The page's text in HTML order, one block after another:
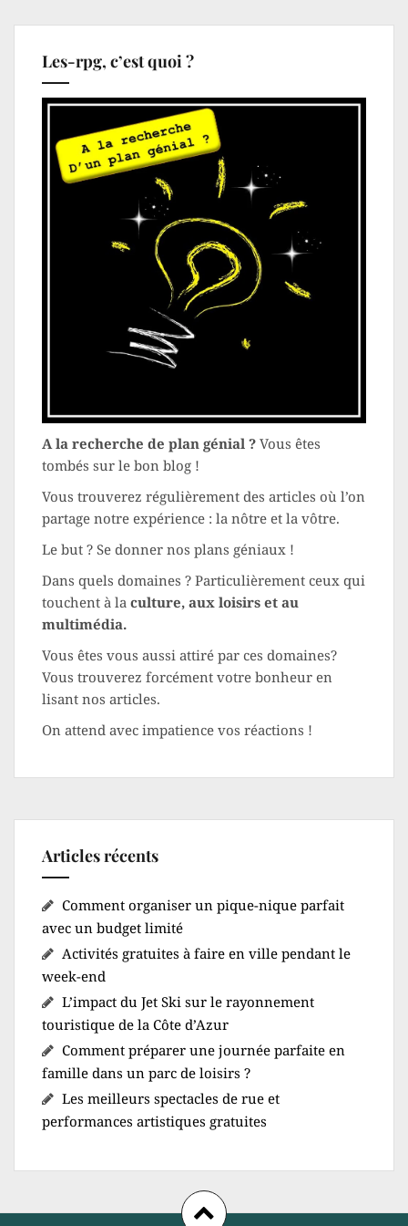
Les-rpg, c’est quoi ?
A la recherche de plan génial ? Vous êtes
tombés sur le bon blog !
Vous trouverez régulièrement des articles où l’on
partage notre expérience : la nôtre et la vôtre.
Le but ? Se donner nos plans géniaux !
Dans quels domaines ? Particulièrement ceux qui
touchent à la culture, aux loisirs et au
multimédia.
Vous êtes vous aussi attiré par ces domaines?
Vous trouverez forcément votre bonheur en
lisant nos articles.
On attend avec impatience vos réactions !
Articles récents
Comment organiser un pique-nique parfait
avec un budget limité
Activités gratuites à faire en ville pendant le
week-end
L’impact du Jet Ski sur le rayonnement
touristique de la Côte d’Azur
Comment préparer une journée parfaite en
famille dans un parc de loisirs ?
Les meilleurs spectacles de rue et
performances artistiques gratuites